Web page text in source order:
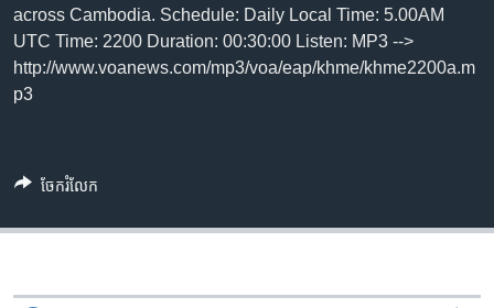
រចនា
សម្ព័ន្ធ​
រំលង​
និង​
ទំព័រ​
Khmer English
បណ្តាញ​សង្គម
across Cambodia. Schedule: Daily Local Time: 5.00AM
UTC Time: 2200 Duration: 00:30:00 Listen: MP3 -->
http://www.voanews.com/mp3/voa/eap/khme/khme2200a.m
p3
ចែករំលែក